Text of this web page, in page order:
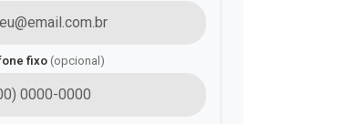
fixo (opcional)